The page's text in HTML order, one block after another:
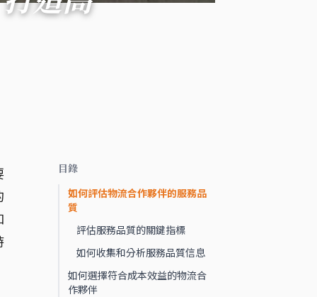
目錄
如何評估物流合作夥伴的服務品
質
評估服務品質的關鍵指標
如何收集和分析服務品質信息
如何選擇符合成本效益的物流合
作夥伴